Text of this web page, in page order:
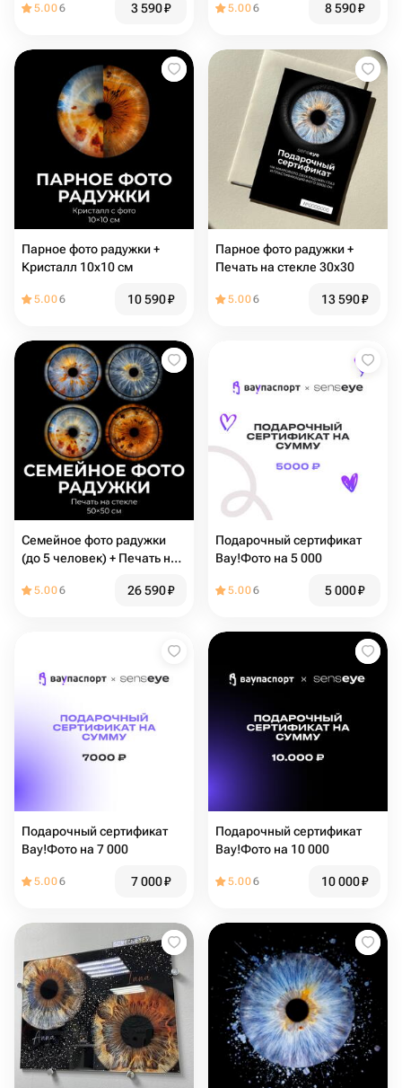
5.006 3 590₽ 5.006 8 590₽
Парное фото радужки +
Кристалл 10х10 см
5.006 10 590₽
Парное фото радужки +
Печать на стекле 30х30
5.006 13 590₽
Семейное фото радужки
(до 5 человек) + Печать на
5.006 26 590₽
Подарочный сертификат
Вау!Фото на 5 000
5.006 5 000₽
Подарочный сертификат
Вау!Фото на 7 000
5.006 7 000₽
Подарочный сертификат
Вау!Фото на 10 000
5.006 10 000₽